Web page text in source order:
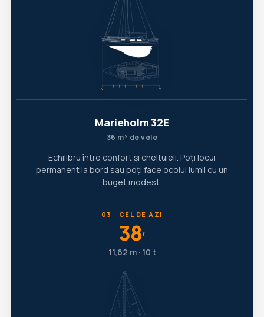
Marieholm 32E
36 m² de vele
Echilibru între confort și cheltuieli. Poți locui
permanent la bord sau poți face ocolul lumii cu un
buget modest.
03 · CEL DE AZI
38′
11,62 m · 10 t